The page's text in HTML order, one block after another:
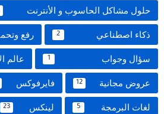
حلول مشاكل الحاسوب و الأنترنت
ذكاء اصطناعي 2 رفع
سؤال وجواب 1 عالم
عروض مجانية 12 فايرفوكس
لغات البرمجة 5 لينكس 23